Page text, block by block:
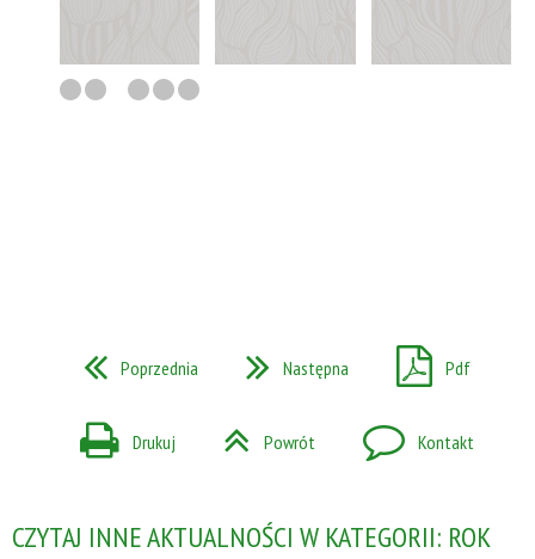
Poprzednia Następna Pdf
Drukuj Powrót Kontakt
CZYTAJ INNE AKTUALNOŚCI W KATEGORII: ROK